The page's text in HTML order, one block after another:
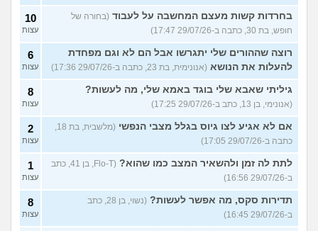
בחרדות קשות מעצם המחשבה על לעבוד (בחורה של
חופש, בת 30, כתבה ב-29/07/26 17:47)
10
עצות
רוצה שההורים שלי יתגרשו אבל הם לא וגם מפחדת
להעלות את הנושא (אנונימית, בת 23, כתבה ב-29/07/26 17:36)
6
עצות
גיליתי שאבא שלי בוגד באמא שלי, מה לעשות?
(אנונימי, בן 13, כתב ב-29/07/26 17:25)
8
עצות
אם לא אגיע לצו גיוס בגלל מצבי הנפשי
(מלשבית, בת 18,
כתבה ב-29/07/26 17:05)
2
עצות
לתת לה זמן ולהשאיר המצב כמו שהוא?
(Flo-T, בן 41, כתב
ב-29/07/26 16:56)
1
עצות
תדירות סקס, מה אפשר לעשות?
(נשוי, בן 28, כתב
ב-29/07/26 16:45)
8
עצות